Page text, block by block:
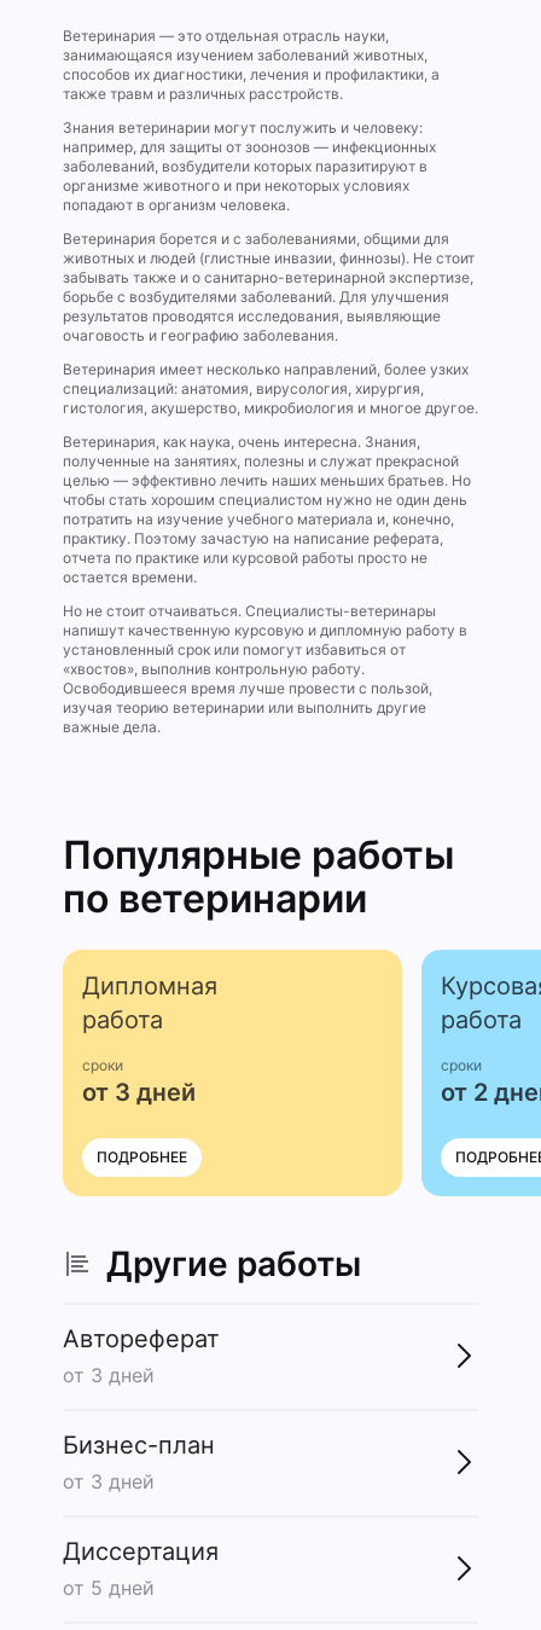
Ветеринария — это отдельная отрасль науки,
занимающаяся изучением заболеваний животных,
способов их диагностики, лечения и профилактики, а
также травм и различных расстройств.
Знания ветеринарии могут послужить и человеку:
например, для защиты от зоонозов — инфекционных
заболеваний, возбудители которых паразитируют в
организме животного и при некоторых условиях
попадают в организм человека.
Ветеринария борется и с заболеваниями, общими для
животных и людей (глистные инвазии, финнозы). Не стоит
забывать также и о санитарно-ветеринарной экспертизе,
борьбе с возбудителями заболеваний. Для улучшения
результатов проводятся исследования, выявляющие
очаговость и географию заболевания.
Ветеринария имеет несколько направлений, более узких
специализаций: анатомия, вирусология, хирургия,
гистология, акушерство, микробиология и многое другое.
Ветеринария, как наука, очень интересна. Знания,
полученные на занятиях, полезны и служат прекрасной
целью — эффективно лечить наших меньших братьев. Но
чтобы стать хорошим специалистом нужно не один день
потратить на изучение учебного материала и, конечно,
практику. Поэтому зачастую на написание реферата,
отчета по практике или курсовой работы просто не
остается времени.
Но не стоит отчаиваться. Специалисты-ветеринары
напишут качественную курсовую и дипломную работу в
установленный срок или помогут избавиться от
«хвостов», выполнив контрольную работу.
Освободившееся время лучше провести с пользой,
изучая теорию ветеринарии или выполнить другие
важные дела.
Популярные работы
по ветеринарии
Дипломная
работа
сроки
от 3 дней
ПОДРОБНЕЕ
работа
сроки
от 2
Другие работы
Автореферат
от 3 дней
Бизнес-план
от 3 дней
Диссертация
от 5 дней